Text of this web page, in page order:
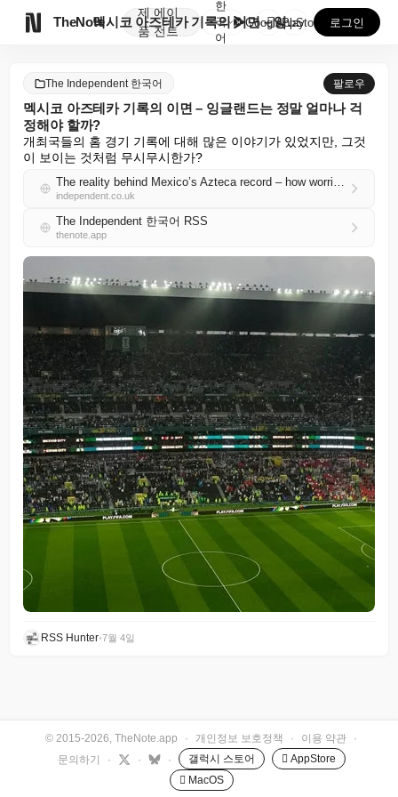
TheNote
제
품
에이
전트
멕시코 아즈테카 기록의 이면 – 잉글랜드는 정말 얼마나...
한
국
어
GooglePlay
AppStore 로그인
The Independent 한국어 팔로우
멕시코 아즈테카 기록의 이면 – 잉글랜드는 정말 얼마나 걱
정해야 할까?
개최국들의 홈 경기 기록에 대해 많은 이야기가 있었지만, 그것
이 보이는 것처럼 무시무시한가?
The reality behind Mexico’s Azteca record – how worried should England really be?
independent.co.uk
The Independent 한국어 RSS
thenote.app
RSS Hunter•7월 4일
© 2015-2026, TheNote.app · 개인정보 보호정책 · 이용 약관
·
문의하기
· · · 갤럭시 스토어
 AppStore
 MacOS